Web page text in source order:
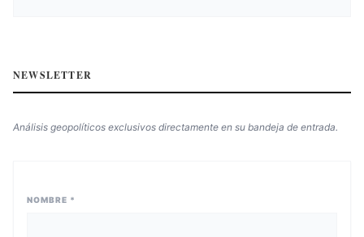
NEWSLETTER
Análisis geopolíticos exclusivos directamente en su bandeja de entrada.
NOMBRE *